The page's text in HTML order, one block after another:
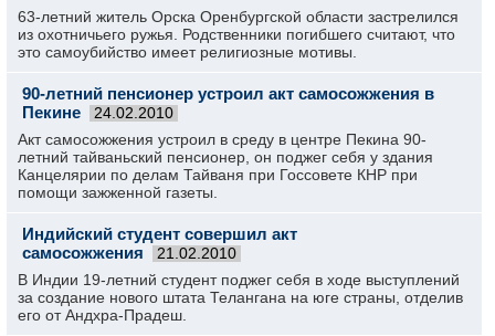
63-летний житель Орска Оренбургской области застрелился
из охотничьего ружья. Родственники погибшего считают, что
это самоубийство имеет религиозные мотивы.
90-летний пенсионер устроил акт самосожжения в
Пекине
24.02.2010
Акт самосожжения устроил в среду в центре Пекина 90-
летний тайваньский пенсионер, он поджег себя у здания
Канцелярии по делам Тайваня при Госсовете КНР при
помощи зажженной газеты.
Индийский студент совершил акт
самосожжения
21.02.2010
В Индии 19-летний студент поджег себя в ходе выступлений
за создание нового штата Телангана на юге страны, отделив
его от Андхра-Прадеш.